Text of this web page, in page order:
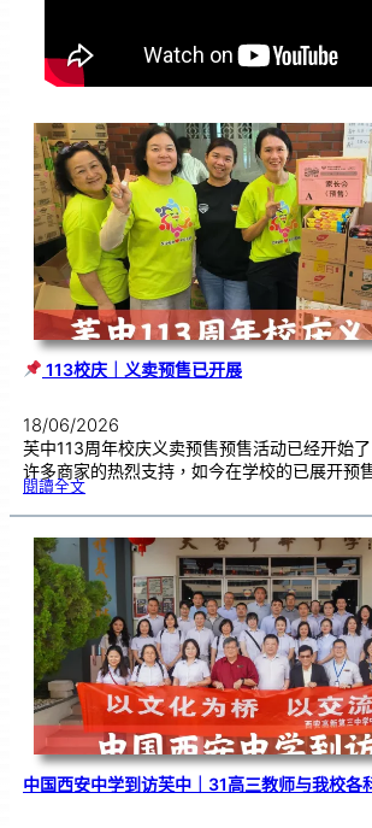
113校庆｜义卖预售已开展
18/06/2026
芙中113周年校庆义卖预售预售活动已经开始
许多商家的热烈支持，如今在学校的已展开预
閱讀全文:
1
校
庆
｜
义
卖
预
售
已
开
展
中国西安中学到访芙中｜31高三教师与我校各